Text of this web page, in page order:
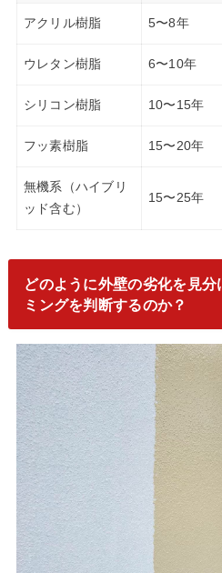
アクリル樹脂 5〜8年
ウレタン樹脂 6〜10年
シリコン樹脂 10〜15年
フッ素樹脂 15〜20年
無機系（ハイブリ
ッド含む）
15〜25年
どのように外壁の劣化を見
ミングを判断するのか？